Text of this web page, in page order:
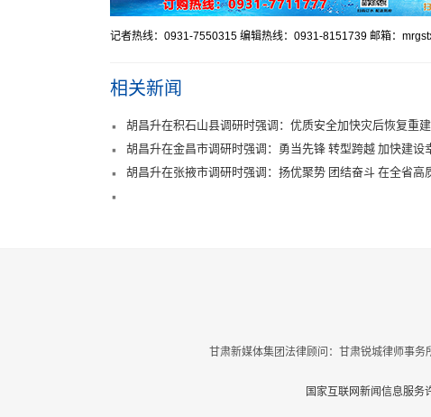
记者热线：0931-7550315 编辑热线：0931-8151739 邮箱：
相关新闻
胡昌升在积石山县调研时强调：优质安全加快灾后恢复重
胡昌升在金昌市调研时强调：勇当先锋 转型跨越 加快建设
胡昌升在张掖市调研时强调：扬优聚势 团结奋斗 在全省高
甘肃新媒体集团法律顾问：甘肃锐城律师
国家互联网新闻信息服